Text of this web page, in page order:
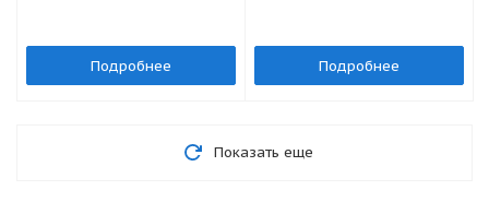
Подробнее Подробнее
Показать еще